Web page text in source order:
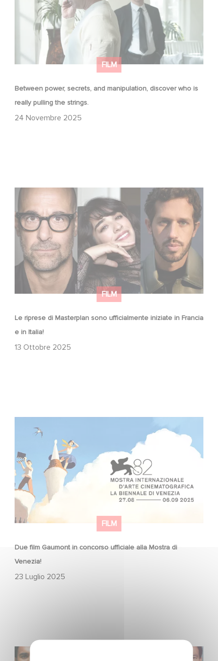
FILM
Between power, secrets, and manipulation, discover who is
really pulling the strings.
24 Novembre 2025
FILM
Le riprese di Masterplan sono ufficialmente iniziate in Francia
e in Italia!
13 Ottobre 2025
Le riprese di Masterplan sono ufficialmente iniziate in
FILM
Due film Gaumont in concorso ufficiale alla Mostra di
Venezia!
23 Luglio 2025
Venezia!
Voice Cast Revealed for High in the Clouds